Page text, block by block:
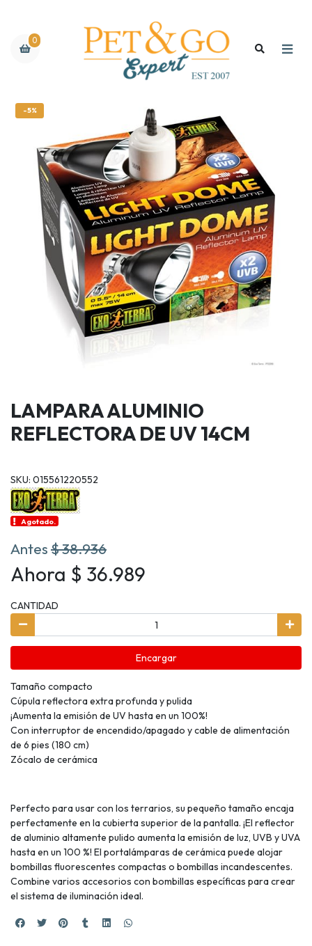
0
-5%
LAMPARA ALUMINIO
REFLECTORA DE UV 14CM
SKU: 015561220552
Agotado.
Antes$ 38.936
Ahora $ 36.989
CANTIDAD
Encargar
Tamaño compacto
Cúpula reflectora extra profunda y pulida
¡Aumenta la emisión de UV hasta en un 100%!
Con interruptor de encendido/apagado y cable de alimentación
de 6 pies (180 cm)
Zócalo de cerámica
Perfecto para usar con los terrarios, su pequeño tamaño encaja
perfectamente en la cubierta superior de la pantalla. ¡El reflector
de aluminio altamente pulido aumenta la emisión de luz, UVB y UVA
hasta en un 100 %! El portalámparas de cerámica puede alojar
bombillas fluorescentes compactas o bombillas incandescentes.
Combine varios accesorios con bombillas específicas para crear
el sistema de iluminación ideal.